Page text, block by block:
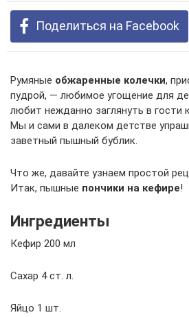
Поделиться на Facebook
Румяные обжаренные колечки,
пудрой, — любимое угощение для
любит нежданно заглянуть в гости
Мы и сами в далеком детстве
заветный пышный бублик.
Что же, давайте узнаем простой
Итак, пышные пончики на кефире!
Ингредиенты
Кефир 200 мл
Сахар 4 ст. л.
Яйцо 1 шт.